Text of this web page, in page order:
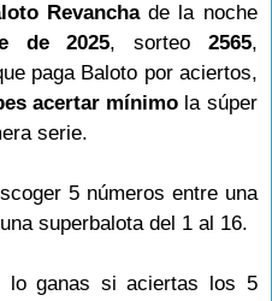
Revanchade la noche
de 2025, sorteo 2565,
paga Baloto por aciertos,
acertar mínimo la súper
serie.
5 números entre una
superbalota del 1 al 16.
lo ganas si aciertas los 5